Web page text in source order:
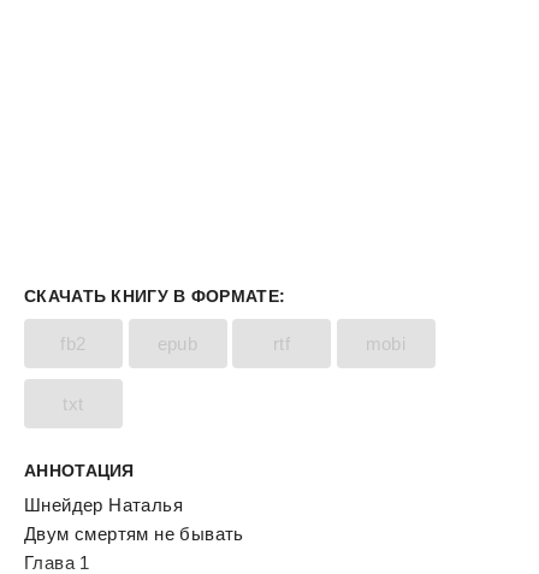
СКАЧАТЬ КНИГУ В ФОРМАТЕ:
fb2 epub rtf mobi
txt
АННОТАЦИЯ
Шнейдер Наталья
Двум смертям не бывать
Глава 1